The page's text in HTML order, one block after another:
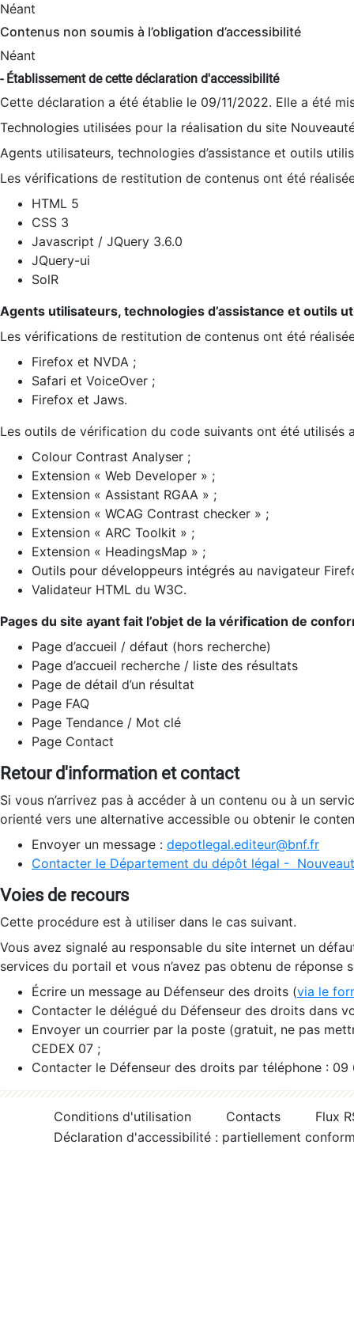
Néant
Contenus non soumis à l’obligation d’accessibilité
Néant
- Établissement de cette déclaration d'accessibilité
Cette déclaration a été établie le 09/11/2022. Elle a été
Technologies utilisées pour la réalisation du site
Agents utilisateurs, technologies d’assistance et outils
Les vérifications de restitution de contenus ont été
HTML 5
CSS 3
Javascript / JQuery 3.6.0
JQuery-ui
SolR
Agents utilisateurs, technologies d’assistance et outils
Les vérifications de restitution de contenus ont été
Firefox et NVDA ;
Safari et VoiceOver ;
Firefox et Jaws.
Les outils de vérification du code suivants ont été utilisés
Colour Contrast Analyser ;
Extension « Web Developer » ;
Extension « Assistant RGAA » ;
Extension « WCAG Contrast checker » ;
Extension « ARC Toolkit » ;
Extension « HeadingsMap » ;
Outils pour développeurs intégrés au navigateur
Validateur HTML du W3C.
Pages du site ayant fait l’objet de la vérification de
Page d’accueil / défaut (hors recherche)
Page d’accueil recherche / liste des résultats
Page de détail d’un résultat
Page FAQ
Page Tendance / Mot clé
Page Contact
Retour d'information et contact
Si vous n’arrivez pas à accéder à un contenu ou à un
orienté vers une alternative accessible ou obtenir le
Envoyer un message : depotlegal.editeur@bnf.fr
Contacter le Département du dépôt légal -
Voies de recours
Cette procédure est à utiliser dans le cas suivant.
Vous avez signalé au responsable du site internet un
services du portail et vous n’avez pas obtenu de réponse
Écrire un message au Défenseur des droits (via le
Contacter le délégué du Défenseur des droits dans
Envoyer un courrier par la poste (gratuit, ne pas
CEDEX 07 ;
Contacter le Défenseur des droits par téléphone :
Conditions d'utilisation Contacts
Flux
Déclaration d'accessibilité : partiellement